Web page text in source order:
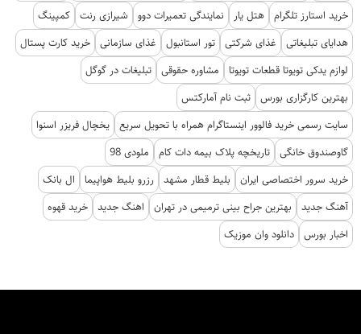
خرید استارز تلگرام هتل یار نمایندگی تعمیرات دوو شیرازی رنت کمپینگ
هدایای تبلیغاتی
غذای شرکتی تور استانبول غذای سازمانی خرید کارت پستال
لوازم یدکی تویوتا قطعات تویوتا
مشاوره حقوقی تبلیغات در گوگل
بهترین کارگزاری بورس ثبت نام آمارکتس
سایت رسمی خرید فالوور اینستاگرام همراه با تحویل سریع یخچال فریزر اسنوا
گاوصندوق خانگی تاریخچه پلاک بیمه دات کام
ملودی 98
خرید سرور اختصاصی ایران
بلیط قطار مشهد رزرو بلیط هواپیما
ال بانک
آهنگ جدید
بهترین جراح بینی ترمیمی در تهران اهنگ جدید خرید قهوه
اخبار بورس دانلود وان موزیک